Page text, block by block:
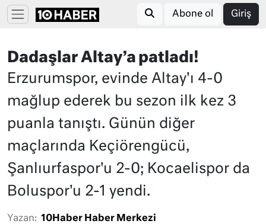
Abone ol Giriş
Dadaşlar Altay’a patladı!
Erzurumspor, evinde Altay'ı 4-0
mağlup ederek bu sezon ilk kez 3
puanla tanıştı. Günün diğer
maçlarında Keçiörengücü,
Şanlıurfaspor'u 2-0; Kocaelispor da
Boluspor'u 2-1 yendi.
Yazan: 10Haber Haber Merkezi